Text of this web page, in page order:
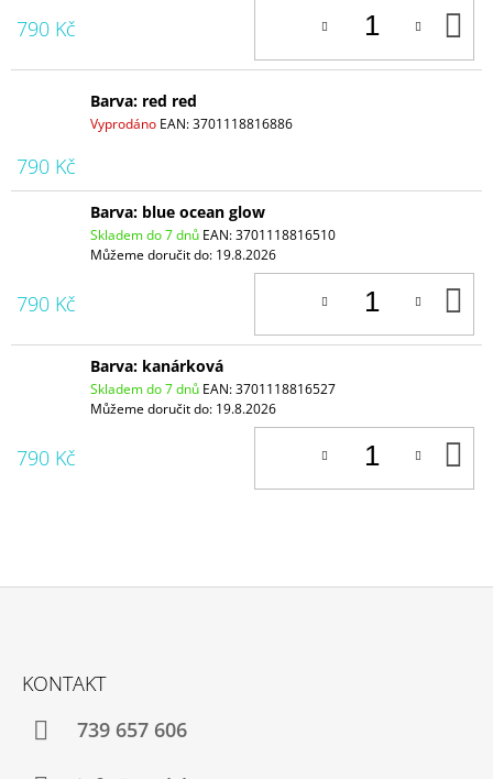
790 Kč
Barva: red red
Vyprodáno EAN:3701118816886
790 Kč
Barva: blue ocean glow
Skladem do 7 dnů EAN:3701118816510
Můžeme doručit do: 19.8.2026
790 Kč
Barva: kanárková
Skladem do 7 dnů EAN:3701118816527
Můžeme doručit do: 19.8.2026
790 Kč
KONTAKT
739 657 606